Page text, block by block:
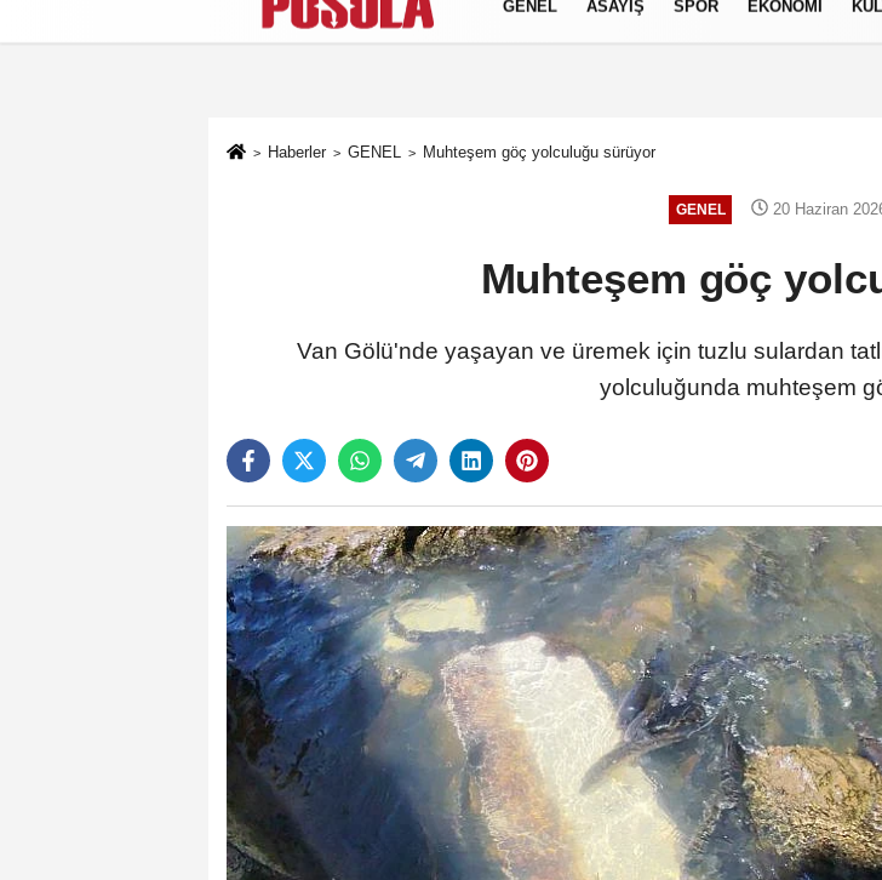
Künye İletişim Gizlilik Politikası
GENEL ASAYİŞ SPOR EKONOMİ
Haberler GENEL Muhteşem göç yolculuğu sürüyor
GENEL 20 Haziran
Muhteşem göç
Van Gölü'nde yaşayan ve üremek için tuzlu sulardan
yolculuğunda muhteşem